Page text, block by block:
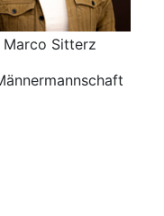
Marco Sitterz